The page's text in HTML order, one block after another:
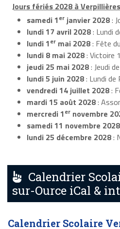
Jours fériés 2028 à
samedi 1er janvier 2028:
lundi 17 avril 2028: Lundi
lundi 1er mai 2028: Fête
lundi 8 mai 2028: Victoire
jeudi 25 mai 2028: Jeudi
lundi 5 juin 2028: Lundi
vendredi 14 juillet 2028:
mardi 15 août 2028:
mercredi 1er novembre
samedi 11 novembre 2028
lundi 25 décembre 2028:
Calendrier
sur-Ource iCal &
Calendrier Scolaire